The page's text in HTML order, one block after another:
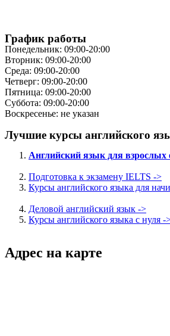
График работы
Понедельник: 09:00-20:00
Вторник: 09:00-20:00
Среда: 09:00-20:00
Четверг: 09:00-20:00
Пятница: 09:00-20:00
Суббота: 09:00-20:00
Воскресенье: не указан
Лучшие курсы английского
Английский язык для взрослых
Подготовка к экзамену IELTS ->
Курсы английского языка для
Деловой английский язык ->
Курсы английского языка с нуля -
Адрес на карте